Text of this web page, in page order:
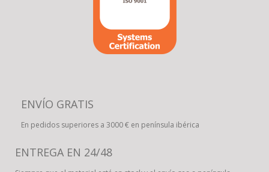
ENVÍO GRATIS
En pedidos superiores a 3000 € en península ibérica
ENTREGA EN 24/48